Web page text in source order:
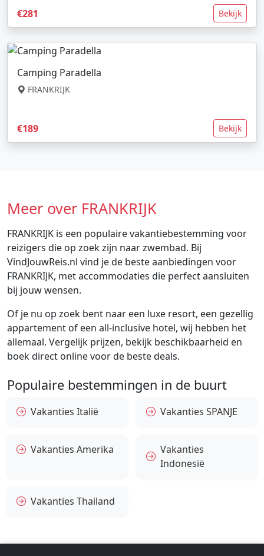
€281 Bekijk
Camping Paradella
FRANKRIJK
€189 Bekijk
Meer over FRANKRIJK
FRANKRIJK is een populaire vakantiebestemming voor
reizigers die op zoek zijn naar zwembad. Bij
VindJouwReis.nl vind je de beste aanbiedingen voor
FRANKRIJK, met accommodaties die perfect aansluiten
bij jouw wensen.
Of je nu op zoek bent naar een luxe resort, een gezellig
appartement of een all-inclusive hotel, wij hebben het
allemaal. Vergelijk prijzen, bekijk beschikbaarheid en
boek direct online voor de beste deals.
Populaire bestemmingen in de buurt
Vakanties Italië Vakanties SPANJE
Vakanties Amerika
Vakanties
Indonesië
Vakanties Thailand